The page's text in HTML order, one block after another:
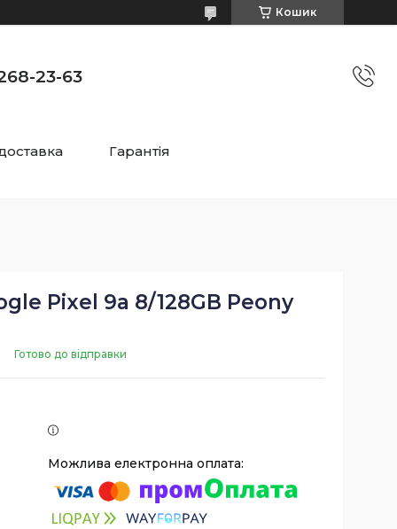
Кошик
23-63
Гарантія
Pixel 9a 8/128GB Peony
Готово до відправки